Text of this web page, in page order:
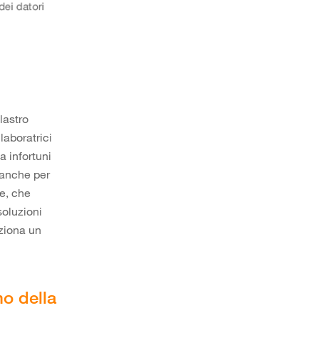
infortuni
per
che
un
della